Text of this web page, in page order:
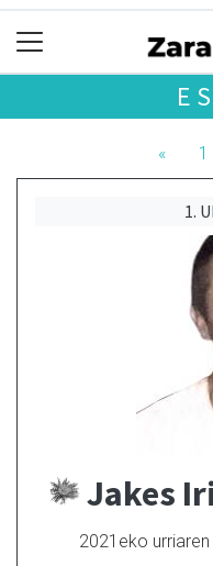
« 1
1.
Jakes
2021eko